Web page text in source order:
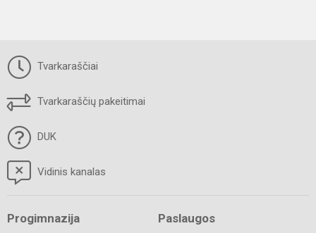
Tvarkaraščiai
Tvarkaraščių pakeitimai
DUK
Vidinis kanalas
Progimnazija Paslaugos